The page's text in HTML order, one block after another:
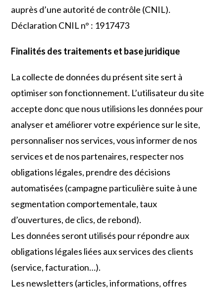
auprès d’une autorité de contrôle (CNIL).
Déclaration CNIL n° : 1917473
Finalités des traitements et base juridique
La collecte de données du présent site sert à
optimiser son fonctionnement. L’utilisateur du site
accepte donc que nous utilisions les données pour
analyser et améliorer votre expérience sur le site,
personnaliser nos services, vous informer de nos
services et de nos partenaires, respecter nos
obligations légales, prendre des décisions
automatisées (campagne particulière suite à une
segmentation comportementale, taux
d’ouvertures, de clics, de rebond).
Les données seront utilisés pour répondre aux
obligations légales liées aux services des clients
(service, facturation…).
Les newsletters (articles, informations, offres